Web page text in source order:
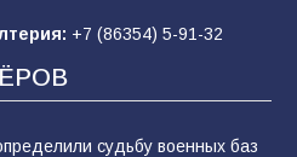
+7 (86354) 5-91-32
судьбу военных баз